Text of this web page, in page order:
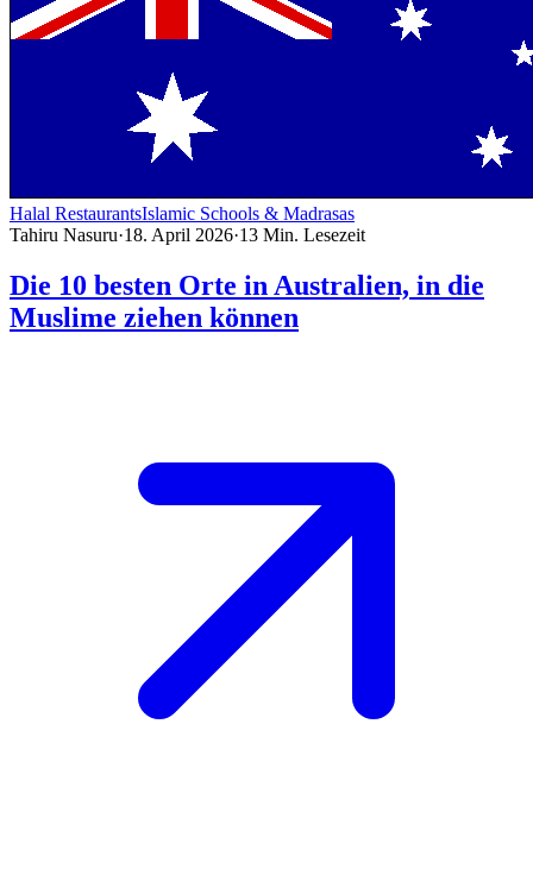
Halal RestaurantsIslamic Schools & Madrasas
Tahiru Nasuru·18. April 2026·13 Min. Lesezeit
Die 10 besten Orte in Australien, in die
Muslime ziehen können